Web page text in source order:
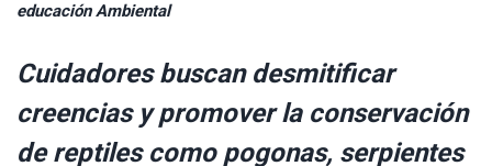
educación Ambiental
Cuidadores buscan desmitificar
creencias y promover la conservación
de reptiles como pogonas, serpientes